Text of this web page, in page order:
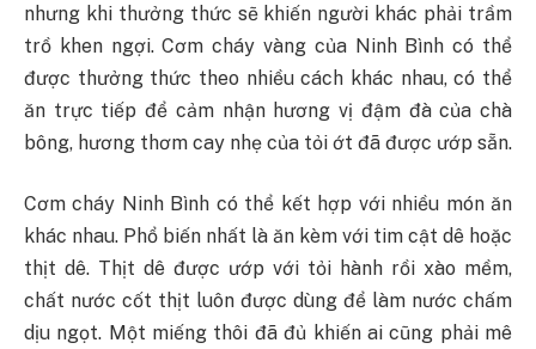
nhưng khi thưởng thức sẽ khiến người khác phải trầm
trồ khen ngợi. Cơm cháy vàng của Ninh Bình có thể
được thưởng thức theo nhiều cách khác nhau, có thể
ăn trực tiếp để cảm nhận hương vị đậm đà của chà
bông, hương thơm cay nhẹ của tỏi ớt đã được ướp sẵn.
Cơm cháy Ninh Bình có thể kết hợp với nhiều món ăn
khác nhau. Phổ biến nhất là ăn kèm với tim cật dê hoặc
thịt dê. Thịt dê được ướp với tỏi hành rồi xào mềm,
chất nước cốt thịt luôn được dùng để làm nước chấm
dịu ngọt. Một miếng thôi đã đủ khiến ai cũng phải mê